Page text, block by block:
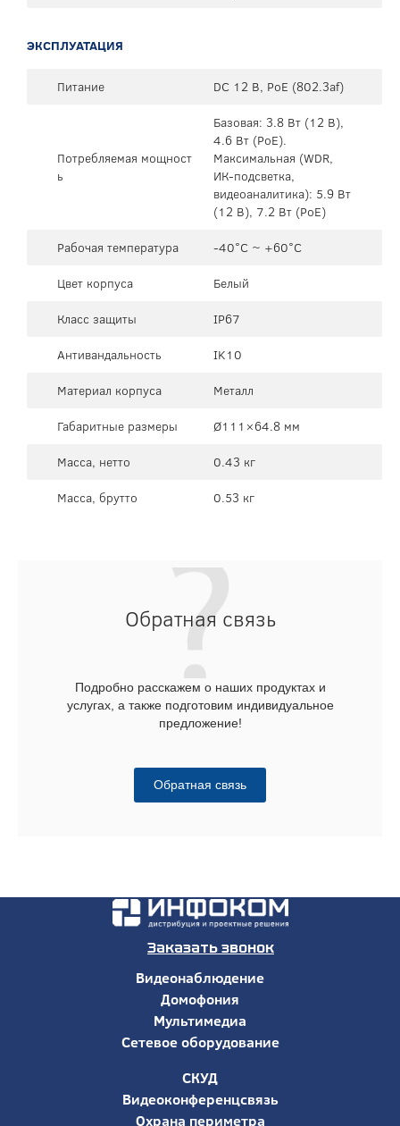
ЭКСПЛУАТАЦИЯ
Питание DC 12 В, PoE (802.3af)
Потребляемая мощност
ь
Базовая: 3.8 Вт (12 В),
4.6 Вт (PoE).
Максимальная (WDR,
ИК-подсветка,
видеоаналитика): 5.9 Вт
(12 В), 7.2 Вт (PoE)
Рабочая температура
-40°C ~ +60°C
Цвет корпуса
Белый
Класс защиты
IP67
Антивандальность
IK10
Материал корпуса
Металл
Габаритные размеры
Ø111×64.8 мм
Масса, нетто
0.43 кг
Масса, брутто
0.53 кг
Обратная связь
Подробно расскажем о наших продуктах и
услугах, а также подготовим индивидуальное
предложение!
Обратная связь
Заказать звонок
Видеонаблюдение
Домофония
Мультимедиа
Сетевое оборудование
СКУД
Видеоконференцсвязь
Охрана периметра